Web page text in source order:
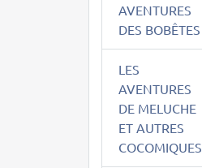
AVENTURES
DES BOBÊTES
LES
AVENTURES
DE MELUCHE
ET AUTRES
COCOMIQUES